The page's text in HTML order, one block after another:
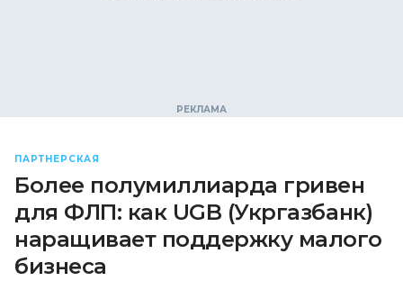
ПАРТНЕРСКАЯ
Более полумиллиарда гривен
для ФЛП: как UGB (Укргазбанк)
наращивает поддержку малого
бизнеса